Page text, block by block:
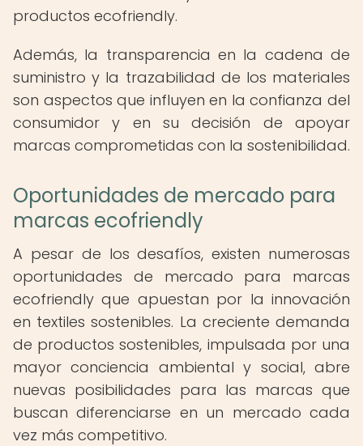
productos ecofriendly.
Además, la transparencia en la cadena de
suministro y la trazabilidad de los materiales
son aspectos que influyen en la confianza del
consumidor y en su decisión de apoyar
marcas comprometidas con la sostenibilidad.
Oportunidades de mercado para
marcas ecofriendly
A pesar de los desafíos, existen numerosas
oportunidades de mercado para marcas
ecofriendly que apuestan por la innovación
en textiles sostenibles. La creciente demanda
de productos sostenibles, impulsada por una
mayor conciencia ambiental y social, abre
nuevas posibilidades para las marcas que
buscan diferenciarse en un mercado cada
vez más competitivo.